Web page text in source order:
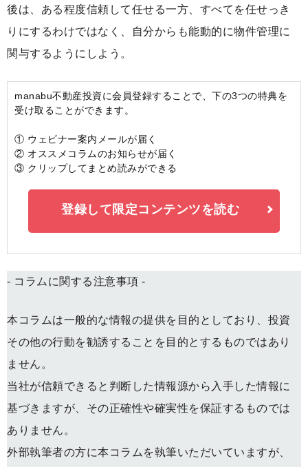
後は、ある程度信頼して任せる一方、すべてを任せっき
りにするわけではなく、自分からも能動的に物件管理に
関与するようにしよう。
manabu不動産投資に会員登録することで、下の3つの特典を
受け取ることができます。
① ウェビナー案内メールが届く
② オススメコラムのお知らせが届く
③ クリップしてまとめ読みができる
登録して限定コンテンツを読む
- コラムに関する注意事項 -
本コラムは一般的な情報の提供を目的としており、投資
その他の行動を勧誘することを目的とするものではあり
ません。
当社が信頼できると判断した情報源から入手した情報に
基づきますが、その正確性や確実性を保証するものでは
ありません。
外部執筆者の方に本コラムを執筆いただいていますが、